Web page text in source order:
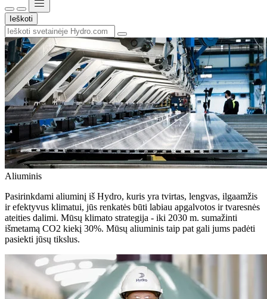
Ieškoti
Aliuminis
Pasirinkdami aliuminį iš Hydro, kuris yra tvirtas, lengvas, ilgaamžis
ir efektyvus klimatui, jūs renkatės būti labiau apgalvotos ir tvaresnės
ateities dalimi. Mūsų klimato strategija - iki 2030 m. sumažinti
išmetamą CO2 kiekį 30%. Mūsų aliuminis taip pat gali jums padėti
pasiekti jūsų tikslus.